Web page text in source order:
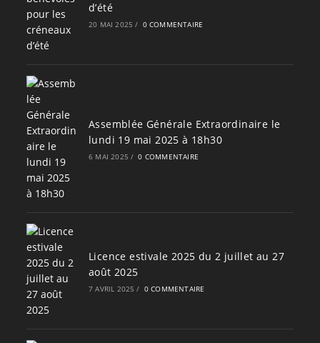
d’été
20 MAI 2025 / 0 COMMENTAIRE
Assemblée Générale Extraordinaire le
lundi 19 mai 2025 à 18h30
6 MAI 2025 / 0 COMMENTAIRE
Licence estivale 2025 du 2 juillet au 27
août 2025
7 AVRIL 2025 / 0 COMMENTAIRE